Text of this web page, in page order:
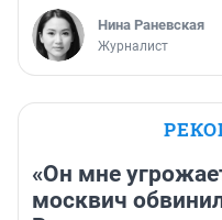
Нина Раневская
Журналист
«Он мне
москвич